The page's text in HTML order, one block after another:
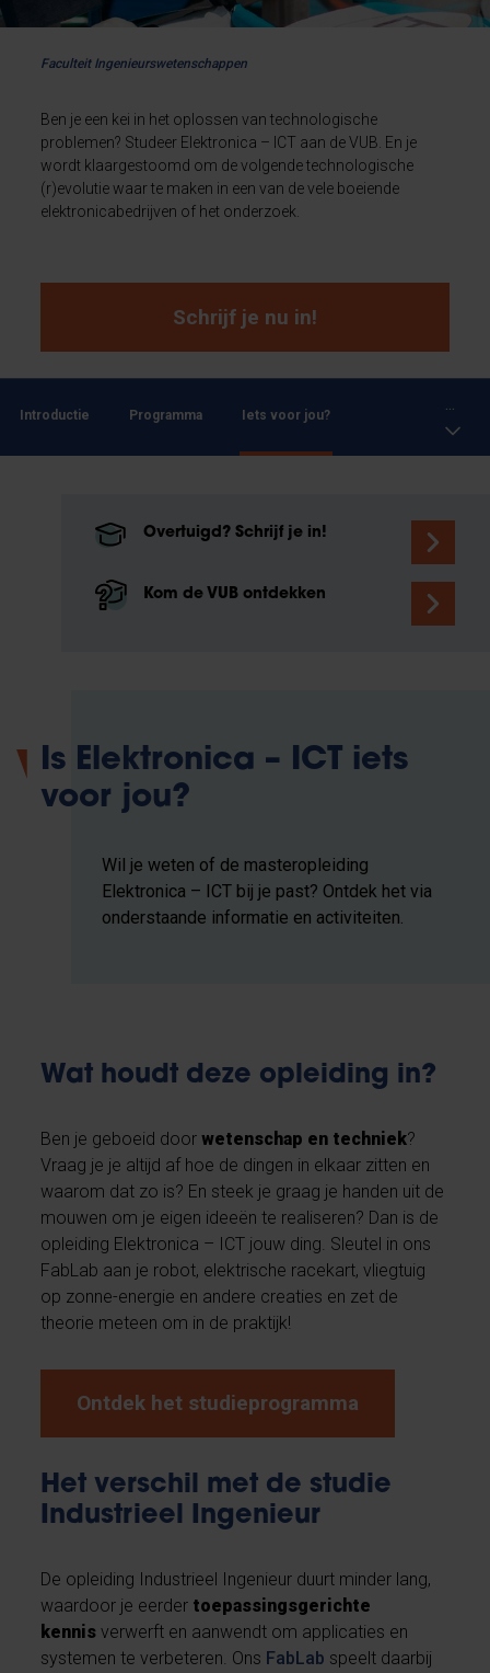
Faculteit Ingenieurswetenschappen
Ben je een kei in het oplossen van technologische
problemen? Studeer Elektronica – ICT aan de VUB. En je
wordt klaargestoomd om de volgende technologische
(r)evolutie waar te maken in een van de vele boeiende
elektronicabedrijven of het onderzoek.
Schrijf je nu in!
Introductie Programma Iets voor jou?
Overtuigd? Schrijf je in!
Kom de VUB ontdekken
Is Elektronica – ICT iets
voor jou?
Wil je weten of de masteropleiding
Elektronica – ICT bij je past? Ontdek het via
onderstaande informatie en activiteiten.
Wat houdt deze opleiding in?
Ben je geboeid doorwetenschap en techniek?
Vraag je je altijd af hoe de dingen in elkaar zitten en
waarom dat zo is? En steek je graag je handen uit de
mouwen om je eigen ideeën te realiseren? Dan is de
opleiding Elektronica – ICT jouw ding. Sleutel in ons
FabLab aan je robot, elektrische racekart, vliegtuig
op zonne-energie en andere creaties en zet de
theorie meteen om in de praktijk!
Ontdek het studieprogramma
Het verschil met de studie
Industrieel Ingenieur
De opleiding Industrieel Ingenieur duurt minder lang,
waardoor je eerder toepassingsgerichte
kennisverwerft en aanwendt om applicaties en
systemen te verbeteren. Ons FabLab speelt daarbij